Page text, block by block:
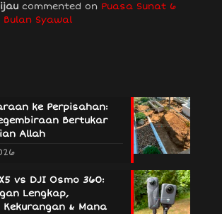
commented on Puasa Sunat 6
Bulan Syawal
ke Perpisahan:
Bertukar
Allah
vs DJI Osmo 360:
Lengkap,
Kekurangan & Mana